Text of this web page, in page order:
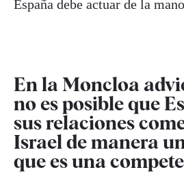
España debe actuar de la
En la Moncloa
no es posible que
sus relaciones
Israel de manera
que es una